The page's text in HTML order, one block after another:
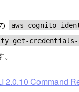
aws cognito-
get-
2.0.10 Command